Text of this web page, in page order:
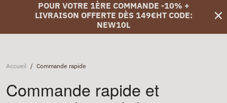
POUR VOTRE 1ÈRE COMMANDE -10% +
LIVRAISON OFFERTE DÈS 149€HT CODE:
NEW10L
Accueil / Commande rapide
Commande rapide et